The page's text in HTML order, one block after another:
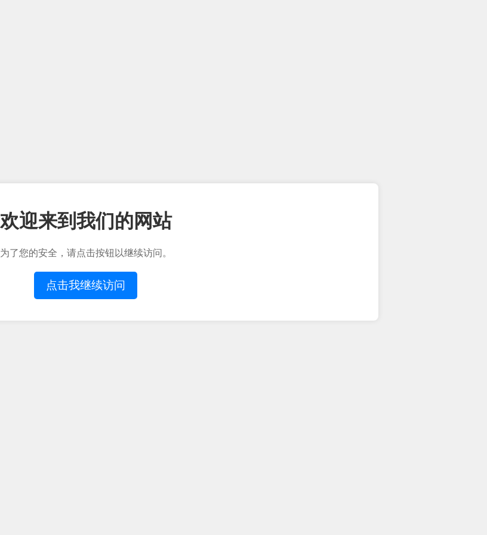
欢迎来到我们的网站
为了您的安全，请点击按钮以继续访问。